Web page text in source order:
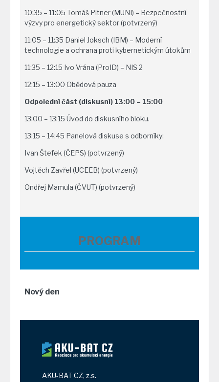
10:35 – 11:05 Tomáš Pitner (MUNI) – Bezpečnostní
výzvy pro energetický sektor (potvrzený)
11:05 – 11:35 Daniel Joksch (IBM) – Moderní
technologie a ochrana proti kybernetickým útokům
11:35 – 12:15 Ivo Vrána (ProID) – NIS 2
12:15 – 13:00 Obědová pauza
Odpolední část (diskusní) 13:00 – 15:00
13:00 – 13:15 Úvod do diskusního bloku.
13:15 – 14:45 Panelová diskuse s odborníky:
Ivan Štefek (ČEPS) (potvrzený)
Vojtěch Zavřel (UCEEB) (potvrzený)
Ondřej Mamula (ČVUT) (potvrzený)
PROGRAM
Nový den
AKU-BAT CZ, z.s.